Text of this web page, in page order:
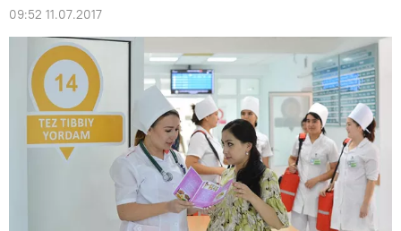
09:52 11.07.2017